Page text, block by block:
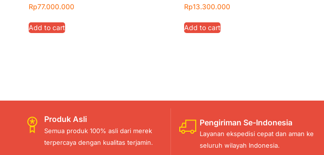
Rp77.000.000
Add to cart
Rp13.300.000
Add to cart
Produk Asli
Semua produk 100% asli dari merek
terpercaya dengan kualitas terjamin.
Pengiriman Se-Indonesia
Layanan ekspedisi cepat dan aman ke
seluruh wilayah Indonesia.